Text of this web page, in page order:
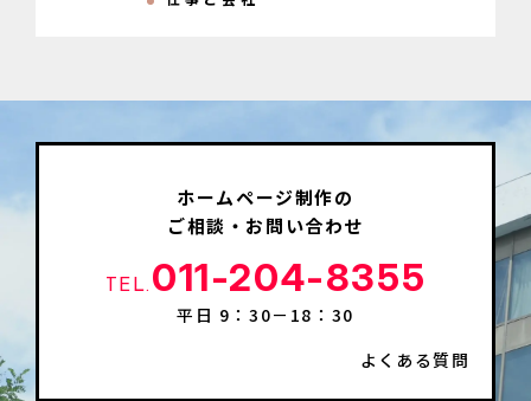
ホームページ制作の
ご相談・お問い合わせ
TEL. 011-204-8355
平日 9：30－18：30
よくある質問